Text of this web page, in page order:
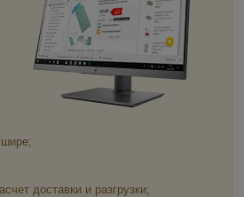
доставки и разгрузки;